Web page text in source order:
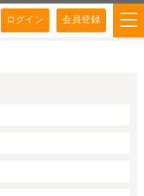
ログイン 会員登録